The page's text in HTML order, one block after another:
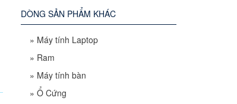
DÒNG SẢN PHẨM KHÁC
» Máy tính Laptop
» Ram
» Máy tính bàn
» Ổ Cứng